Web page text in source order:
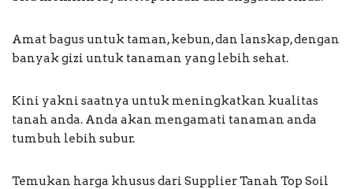
Amat bagus untuk taman, kebun, dan lanskap, dengan
banyak gizi untuk tanaman yang lebih sehat.
Kini yakni saatnya untuk meningkatkan kualitas
tanah anda. Anda akan mengamati tanaman anda
tumbuh lebih subur.
Temukan harga khusus dari Supplier Tanah Top Soil